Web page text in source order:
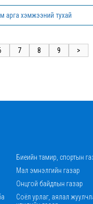
арга хэмжээний тухай
7 8 9 >
Биеийн тамир, спортын
Мал эмнэлгийн газар
Онцгой байдлын газар
Соёл урлаг, аялал